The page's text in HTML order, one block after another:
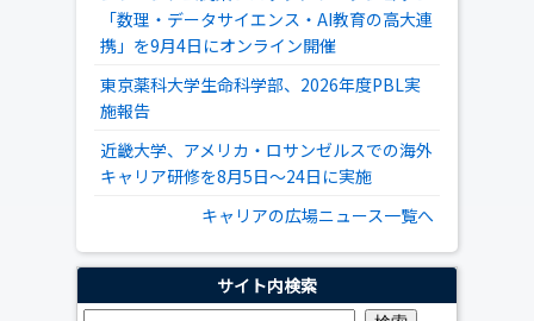
「数理・データサイエンス・AI教育の高大連
携」を9月4日にオンライン開催
東京薬科大学生命科学部、2026年度PBL実
施報告
近畿大学、アメリカ・ロサンゼルスでの海外
キャリア研修を8月5日～24日に実施
キャリアの広場ニュース一覧へ
サイト内検索